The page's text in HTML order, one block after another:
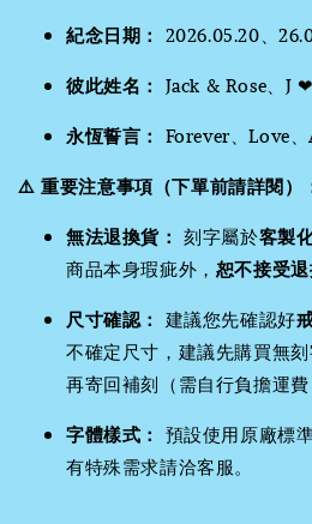
紀念日期： 2026.05.20、
彼此姓名： Jack & Rose、J
永恆誓言： Forever、Love
⚠️ 重要注意事項（下單前請詳閱）
無法退換貨： 刻字屬於客製
商品本身瑕疵外， 恕不接受
尺寸確認： 建議您先確認好
不確定尺寸，建議先購買無
再寄回補刻（需自行負擔運費
字體樣式： 預設使用原廠標
有特殊需求請洽客服。